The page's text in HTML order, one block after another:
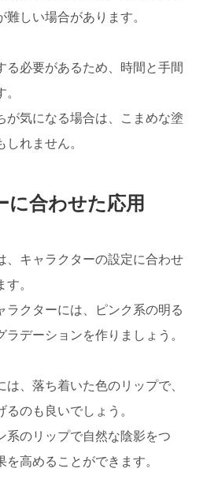
しい場合があります。
る必要があるため、時間と手間
が気になる場合は、こまめな塗
れません。
に合わせた応用
、キャラクターの設定に合わせ
。
ラクターには、ピンク系の明る
デーションを作りましょう。
、落ち着いた色のリップで、
のも良いでしょう。
系のリップで自然な陰影をつ
高めることができます。